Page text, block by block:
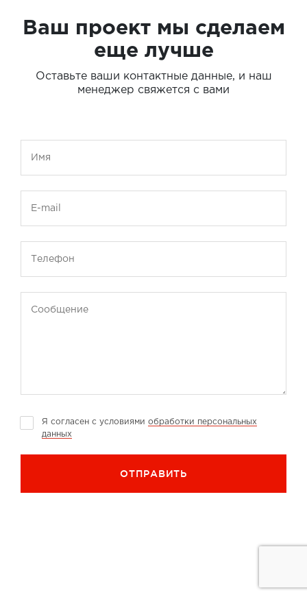
Ваш проект мы сделаем
еще лучше
Оставьте ваши контактные данные, и наш
менеджер свяжется с вами
Имя
E-mail
Телефон
Сообщение
Я согласен с условиями обработки персональных
данных